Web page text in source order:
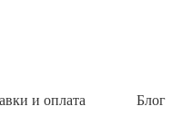
и оплата Блог